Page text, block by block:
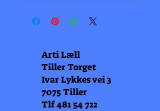
Arti Læll
Tiller Torget
Ivar Lykkes vei 3
7075 Tiller
Tlf481 54 722